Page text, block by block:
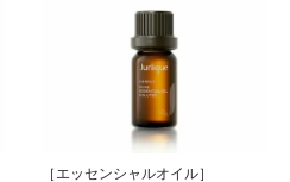
［エッセンシャルオイル］